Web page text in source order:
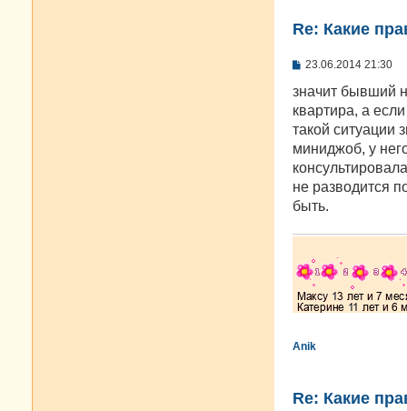
Re: Какие
С
о
щ
е
и
е
23.06.2014 21:30
значит бывший
квартира, а
такой ситуации
миниджоб, у
не разводится
быть.
Anik
Re: Какие